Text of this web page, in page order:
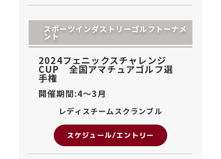
スポーツインダストリーゴルフトーナメ
ント
2024フェニックスチャレンジ
CUP 全国アマチュアゴルフ選
手権
開催期間:4〜3月
レディスチームスクランブル
スケジュール/エントリー